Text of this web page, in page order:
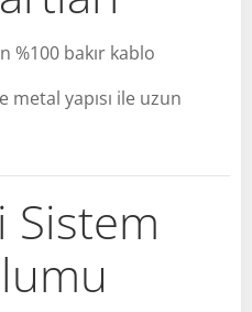
%100 bakır kablo
metal yapısı ile uzun
Sistem